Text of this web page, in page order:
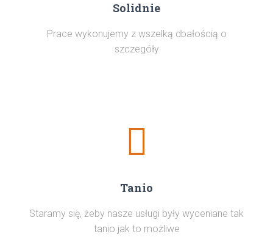
Solidnie
Prace wykonujemy z wszelką dbałością o
szczegóły
Tanio
Staramy się, żeby nasze usługi były wyceniane tak
tanio jak to możliwe